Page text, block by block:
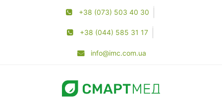
+38 (073) 503 40 30
+38 (044) 585 31 17
info@imc.com.ua